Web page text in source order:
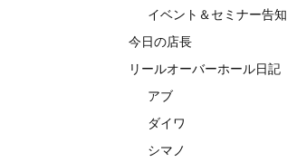
イベント＆セミナー告知
今日の店長
リールオーバーホール日記
アブ
ダイワ
シマノ